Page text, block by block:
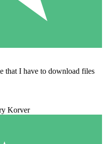
that I have to download files
Korver